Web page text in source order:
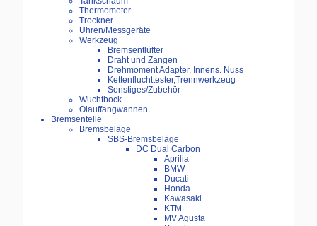
Thermometer
Trockner
Uhren/Messgeräte
Werkzeug
Bremsentlüfter
Draht und Zangen
Drehmoment Adapter, Innens. Nuss
Kettenfluchttester,Trennwerkzeug
Sonstiges/Zubehör
Wuchtbock
Ölauffangwannen
Bremsenteile
Bremsbeläge
SBS-Bremsbeläge
DC Dual Carbon
Aprilia
BMW
Ducati
Honda
Kawasaki
KTM
MV Agusta